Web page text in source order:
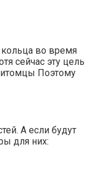
во время
сейчас эту цель
Поэтому
А если будут
для них: